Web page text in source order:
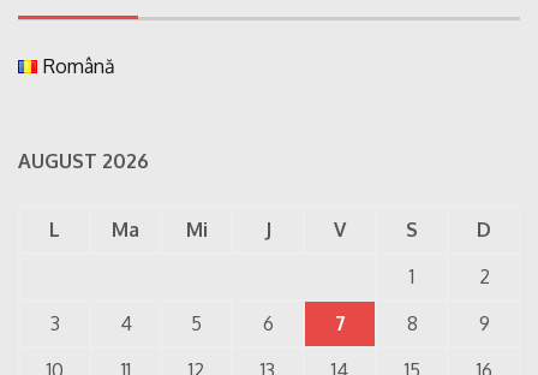
Română
AUGUST 2026
L Ma Mi J V S
D
1
2
3
4 5 6 7 8
9